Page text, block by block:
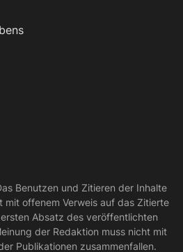
Benutzen und Zitieren der Inhalte
mit offenem Verweis auf das Zitierte
Absatz des veröffentlichten
der Redaktion muss nicht mit
Publikationen zusammenfallen.